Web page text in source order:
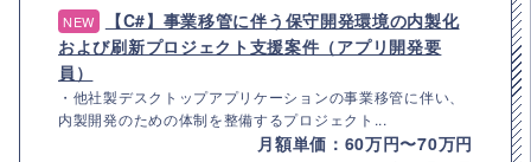
NEW
【C#】事業移管に伴う保守開発環境の内製化
および刷新プロジェクト支援案件（アプリ開発要
員）
・他社製デスクトップアプリケーションの事業移管に伴い、
内製開発のための体制を整備するプロジェクト...
月額単価：60万円〜70万円